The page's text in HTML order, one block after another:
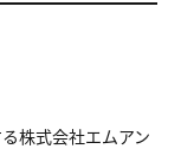
株式会社エムアン